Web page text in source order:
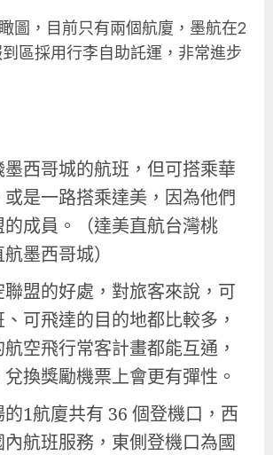
圖，目前只有兩個航廈，墨航在2
區採用行李自助託運，非常進步
西哥城的航班，但可搭乘華
是一路搭乘達美，因為他們
成員。（達美直航台灣桃
墨西哥城）
盟的好處，對旅客來說，可
可飛達的目的地都比較多，
空飛行常客計畫都能互通，
換獎勵機票上會更有彈性。
1航廈共有 36 個登機口，西
航班服務，東側登機口為國